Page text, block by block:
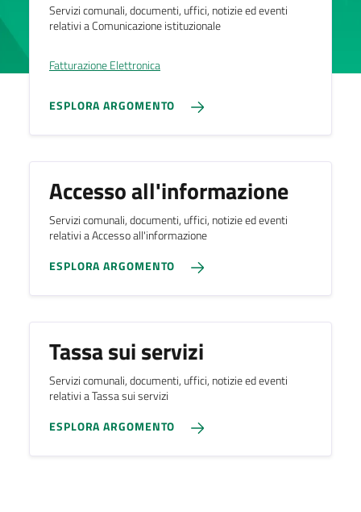
Servizi comunali, documenti, uffici, notizie ed eventi
relativi a Comunicazione istituzionale
Fatturazione Elettronica
ESPLORA ARGOMENTO
Accesso all'informazione
Servizi comunali, documenti, uffici, notizie ed eventi
relativi a Accesso all'informazione
ESPLORA ARGOMENTO
Tassa sui servizi
Servizi comunali, documenti, uffici, notizie ed eventi
relativi a Tassa sui servizi
ESPLORA ARGOMENTO